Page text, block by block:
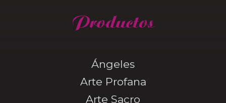
Productos
Ángeles
Arte Profana
Arte Sacro